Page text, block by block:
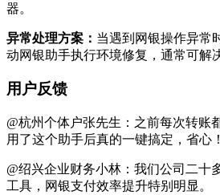
器。
异常处理方案： 当遇到网银操作异常
动网银助手执行环境修复，通常可解
用户反馈
@杭州个体户张先生：之前每次转账
用了这个助手后真的一键搞定，省心！
@绍兴企业财务小林：我们公司二十
工具，网银支付效率提升特别明显。